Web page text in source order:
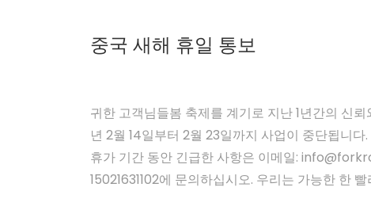
중국 새해 휴일 통보
귀한 고객님들봄 축제를 계기로 지난 1년간의 신
년 2월 14일부터 2월 23일까지 사업이 중단됩니
휴가 기간 동안 긴급한 사항은 이메일:
15021631102에 문의하십시오. 우리는 가능한 한